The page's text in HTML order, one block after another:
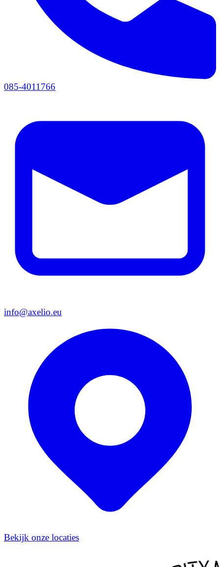
085-4011766
info@axelio.eu
Bekijk onze locaties